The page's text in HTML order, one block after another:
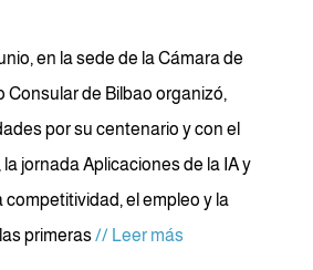
en la sede de la Cámara de
Consular de Bilbao organizó,
por su centenario y con el
jornada Aplicaciones de la IA y
el empleo y la
primeras// Leer más